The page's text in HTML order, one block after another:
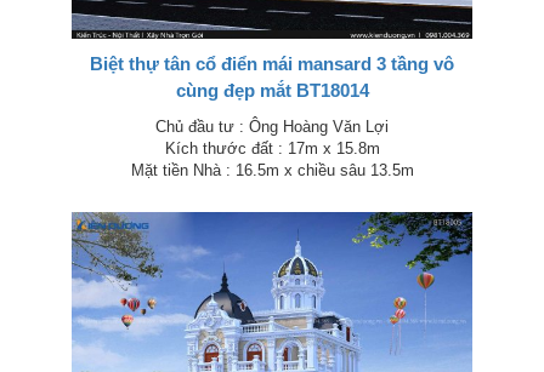
Biệt thự tân cổ điển mái mansard 3 tầng vô
cùng đẹp mắt BT18014
Chủ đầu tư : Ông Hoàng Văn Lợi
Kích thước đất : 17m x 15.8m
Mặt tiền Nhà : 16.5m x chiều sâu 13.5m